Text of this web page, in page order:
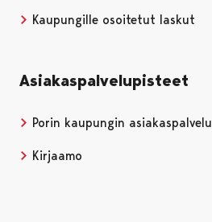
Kaupungille osoitetut laskut
Asiakaspalvelupisteet
Porin kaupungin asiakaspalvelu
Kirjaamo